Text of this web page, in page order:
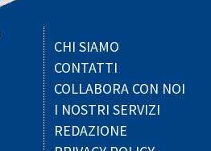
CHI SIAMO
CONTATTI
COLLABORA CON NOI
I NOSTRI SERVIZI
REDAZIONE